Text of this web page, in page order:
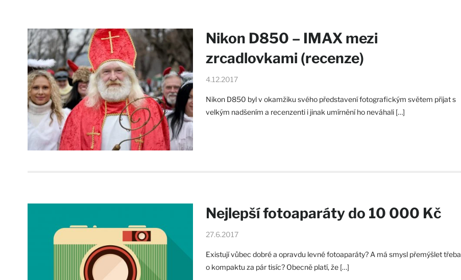
Nikon D850 – IMAX mezi
zrcadlovkami (recenze)
4.12.2017
Nikon D850 byl v okamžiku svého představení fotografickým světem přijat s
velkým nadšením a recenzenti i jinak umírnění ho neváhali […]
Nejlepší fotoaparáty do 10 000 Kč
27.6.2017
Existují vůbec dobré a opravdu levné fotoaparáty? A má smysl přemýšlet třeba
o kompaktu za pár tisíc? Obecně platí, že […]